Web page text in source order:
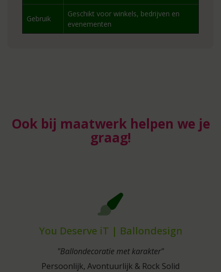
Gebruik
Geschikt voor winkels, bedrijven en
evenementen
Ook bij maatwerk helpen we je
graag!
You Deserve iT | Ballondesign
"Ballondecoratie met karakter"
Persoonlijk, Avontuurlijk & Rock Solid